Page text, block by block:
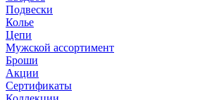
Подвески
Колье
Цепи
Мужской ассортимент
Броши
Акции
Сертификаты